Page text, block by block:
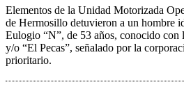
Elementos de la Unidad Motorizada
de Hermosillo detuvieron a un hombre
Eulogio “N”, de 53 años, conocido con
y/o “El Pecas”, señalado por la
prioritario.